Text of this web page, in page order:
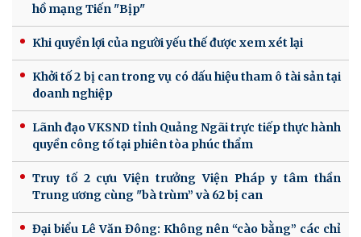
hồ mạng Tiến "Bịp"
Khi quyền lợi của người yếu thế được xem xét lại
Khởi tố 2 bị can trong vụ có dấu hiệu tham ô tài sản tại
doanh nghiệp
Lãnh đạo VKSND tỉnh Quảng Ngãi trực tiếp thực hành
quyền công tố tại phiên tòa phúc thẩm
Truy tố 2 cựu Viện trưởng Viện Pháp y tâm thần
Trung ương cùng "bà trùm” và 62 bị can
Đại biểu Lê Văn Đông: Không nên “cào bằng” các chỉ